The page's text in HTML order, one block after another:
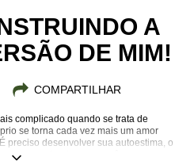
DE ANIVERSÁRIO
A
DE MIM!
COMPARTILHAR
complicado quando se trata de
se torna cada vez mais um amor
preciso desenvolver sua autoestima, o
e entender que você vem sempre